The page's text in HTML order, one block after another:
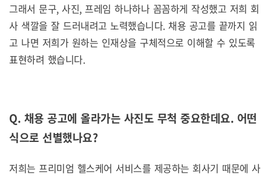
그래서 문구, 사진, 프레임 하나하나 꼼꼼하게 작성했고 저희 회
사 색깔을 잘 드러내려고 노력했습니다. 채용 공고를 끝까지 읽
고 나면 저희가 원하는 인재상을 구체적으로 이해할 수 있도록
표현하려 했습니다.
Q. 채용 공고에 올라가는 사진도 무척 중요한데요. 어떤
식으로 선별했나요?
저희는 프리미엄 헬스케어 서비스를 제공하는 회사기 때문에 사